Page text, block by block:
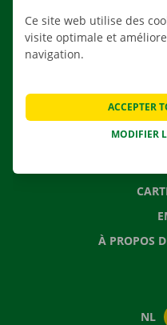
SOLUTIONS
À PROPOS
NL
Ce site web utilise des
visite optimale et
navigation.
MODIFIER
ACCEPTER